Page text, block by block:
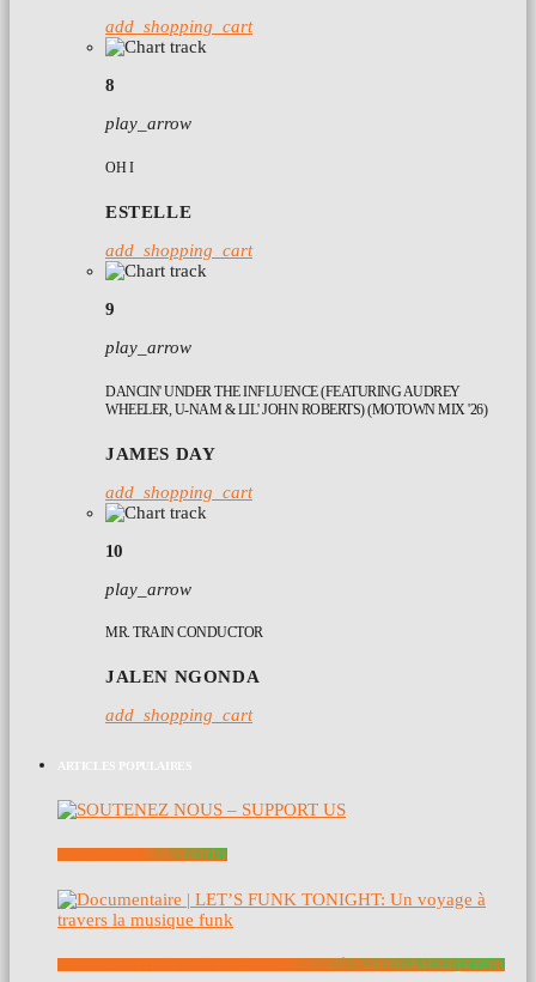
add_shopping_cart
8
play_arrow
OH I
ESTELLE
add_shopping_cart
9
play_arrow
DANCIN' UNDER THE INFLUENCE (FEATURING AUDREY
WHEELER, U-NAM & LIL' JOHN ROBERTS) (MOTOWN MIX '26)
JAMES DAY
add_shopping_cart
10
play_arrow
MR. TRAIN CONDUCTOR
JALEN NGONDA
add_shopping_cart
ARTICLES POPULAIRES
SOUTENEZ NOUS – SUPPORT US
DOCUMENTAIRE | LET’S FUNK TONIGHT: UN VOYAGE À TRAVERS LA MUSIQUE FUNK